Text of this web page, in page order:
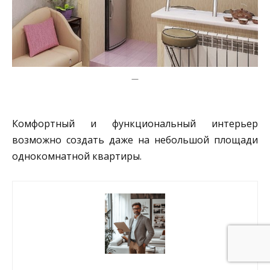
—
Комфортный и функциональный интерьер
возможно создать даже на небольшой площади
однокомнатной квартиры.